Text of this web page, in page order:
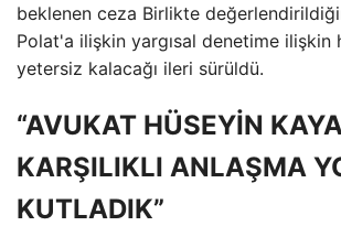
beklenen ceza Birlikte
Polat'a ilişkin yargısal denetime ilişkin
yetersiz kalacağı ileri sürüldü.
“AVUKAT HÜSEYİN
KARŞILIKLI ANLAŞMA
KUTLADIK”